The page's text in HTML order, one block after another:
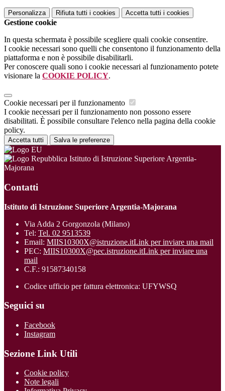
Personalizza Rifiuta tutti i cookies Accetta tutti i cookies
Gestione cookie
In questa schermata è possibile scegliere quali cookie consentire.
I cookie necessari sono quelli che consentono il funzionamento della
piattaforma e non è possibile disabilitarli.
Per conoscere quali sono i cookie necessari al funzionamento potete
visionare la COOKIE POLICY.
Cookie necessari per il funzionamento
I cookie necessari per il funzionamento non possono essere
disabilitati. È possibile consultare l'elenco nella pagina della cookie
policy.
Accetta tutti Salva le preferenze
Istituto di Istruzione Superiore Argentia-
Majorana
Contatti
Istituto di Istruzione Superiore Argentia-Majorana
Via Adda 2 Gorgonzola (Milano)
Tel: Tel. 02 9513539
Email: MIIS10300X@istruzione.itLink per inviare una mail
PEC: MIIS10300X@pec.istruzione.itLink per inviare una
mail
C.F.: 91587340158
Codice ufficio per fattura elettronica: UFYWSQ
Seguici su
Facebook
Instagram
Sezione Link Utili
Cookie policy
Note legali